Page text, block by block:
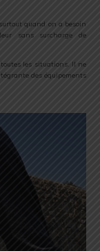
quand on a besoin
sans surcharge de
toutes les situations. Il ne
des équipements